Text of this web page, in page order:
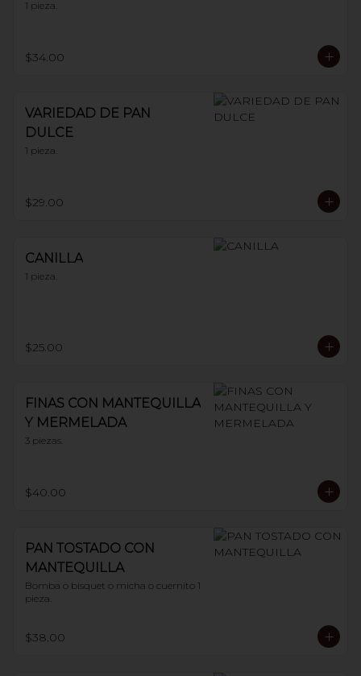
1 pieza.
$34.00
VARIEDAD DE PAN
DULCE
1 pieza.
$29.00
CANILLA
1 pieza.
$25.00
FINAS CON MANTEQUILLA
Y MERMELADA
3 piezas.
$40.00
PAN TOSTADO CON
MANTEQUILLA
Bomba o bisquet o micha o cuernito 1
pieza.
$38.00